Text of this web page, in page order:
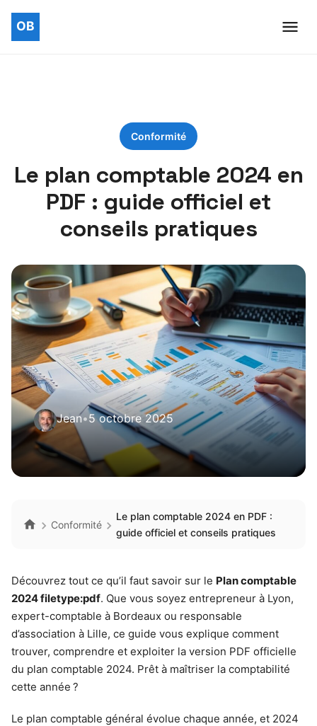
Conformité
Le plan comptable 2024 en
PDF : guide officiel et
conseils pratiques
Jean•5 octobre 2025
Conformité
Le plan comptable 2024 en PDF :
guide officiel et conseils pratiques
Découvrez tout ce qu’il faut savoir sur le Plan comptable
2024 filetype:pdf. Que vous soyez entrepreneur à Lyon,
expert-comptable à Bordeaux ou responsable
d’association à Lille, ce guide vous explique comment
trouver, comprendre et exploiter la version PDF officielle
du plan comptable 2024. Prêt à maîtriser la comptabilité
cette année ?
Le plan comptable général évolue chaque année, et 2024